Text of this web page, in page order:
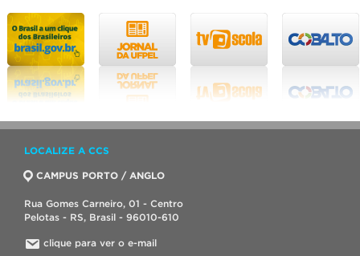
LOCALIZE A CCS
CAMPUS PORTO / ANGLO
Rua Gomes Carneiro, 01 - Centro
Pelotas - RS, Brasil - 96010-610
clique para ver o e-mail